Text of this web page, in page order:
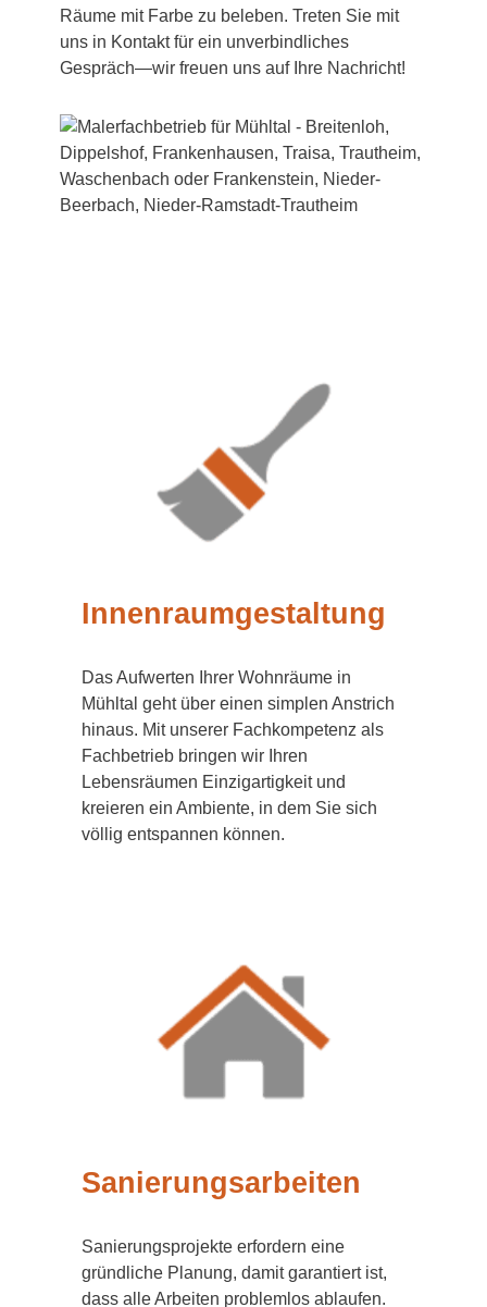
Räume mit Farbe zu beleben. Treten Sie mit
uns in Kontakt für ein unverbindliches
Gespräch—wir freuen uns auf Ihre Nachricht!
Innenraumgestaltung
Das Aufwerten Ihrer Wohnräume in
Mühltal geht über einen simplen Anstrich
hinaus. Mit unserer Fachkompetenz als
Fachbetrieb bringen wir Ihren
Lebensräumen Einzigartigkeit und
kreieren ein Ambiente, in dem Sie sich
völlig entspannen können.
Sanierungsarbeiten
Sanierungsprojekte erfordern eine
gründliche Planung, damit garantiert ist,
dass alle Arbeiten problemlos ablaufen.